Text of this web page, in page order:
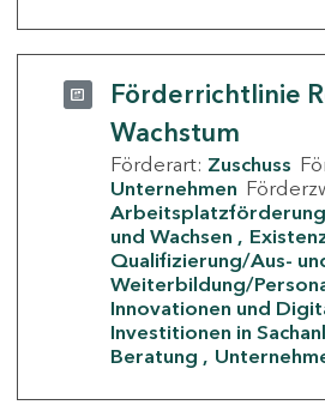
Förderrichtlinie
Wachstum
Förderart: Zuschuss
Unternehmen
Arbeitsplatzförderung
und Wachsen
Qualifizierung/Aus-
Weiterbildung/
Innovationen und
Investitionen in
Beratung